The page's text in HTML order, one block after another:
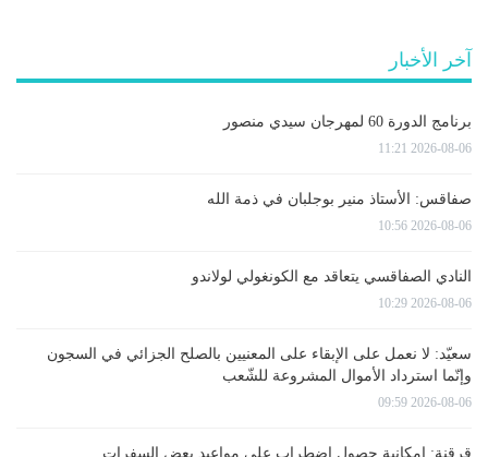
آخر الأخبار
برنامج الدورة 60 لمهرجان سيدي منصور
2026-08-06 11:21
صفاقس: الأستاذ منير بوجلبان في ذمة الله
2026-08-06 10:56
النادي الصفاقسي يتعاقد مع الكونغولي لولاندو
2026-08-06 10:29
سعيّد: لا نعمل على الإبقاء على المعنيين بالصلح الجزائي في السجون
وإنّما استرداد الأموال المشروعة للشّعب
2026-08-06 09:59
قرقنة: إمكانية حصول اضطراب على مواعيد بعض السفرات